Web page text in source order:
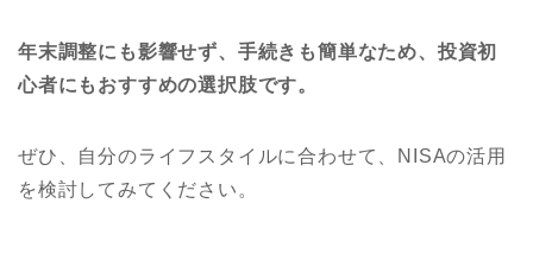
年末調整にも影響せず、手続きも簡単なため、投資初
心者にもおすすめの選択肢です。
ぜひ、自分のライフスタイルに合わせて、NISAの活用
を検討してみてください。